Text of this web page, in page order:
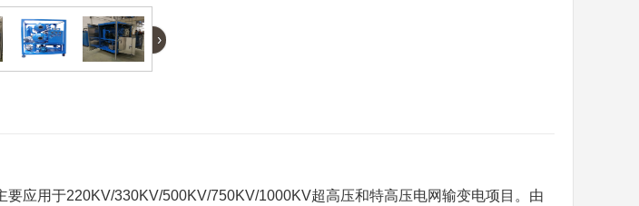
›
要应用于220KV/330KV/500KV/750KV/1000KV超高压和特高压电网输变电项目。由